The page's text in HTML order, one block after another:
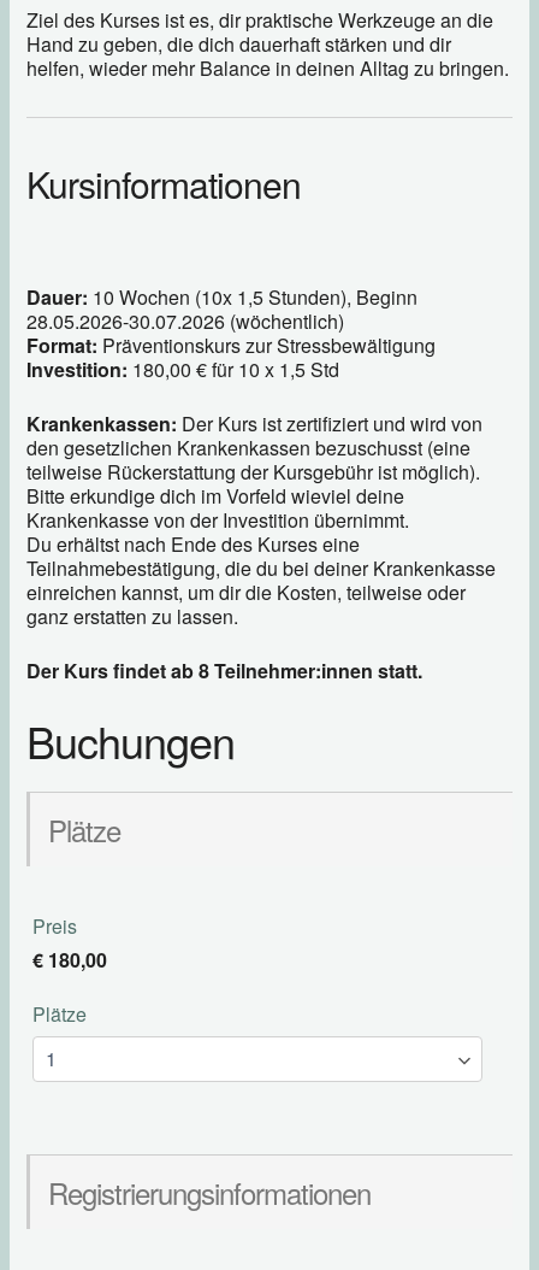
Ziel des Kurses ist es, dir praktische Werkzeuge an die
Hand zu geben, die dich dauerhaft stärken und dir
helfen, wieder mehr Balance in deinen Alltag zu bringen.
Kursinformationen
Dauer: 10 Wochen (10x 1,5 Stunden), Beginn
28.05.2026-30.07.2026 (wöchentlich)
Format: Präventionskurs zur Stressbewältigung
Investition: 180,00 € für 10 x 1,5 Std
Krankenkassen: Der Kurs ist zertifiziert und wird von
den gesetzlichen Krankenkassen bezuschusst (eine
teilweise Rückerstattung der Kursgebühr ist möglich).
Bitte erkundige dich im Vorfeld wieviel deine
Krankenkasse von der Investition übernimmt.
Du erhältst nach Ende des Kurses eine
Teilnahmebestätigung, die du bei deiner Krankenkasse
einreichen kannst, um dir die Kosten, teilweise oder
ganz erstatten zu lassen.
Der Kurs findet ab 8 Teilnehmer:innen statt.
Buchungen
Plätze
Preis
€ 180,00
Plätze
Registrierungsinformationen